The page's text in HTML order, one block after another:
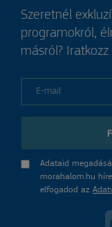
Szeretnél
programokról,
másról?
Adataid
morahalom.hu
elfogadod az